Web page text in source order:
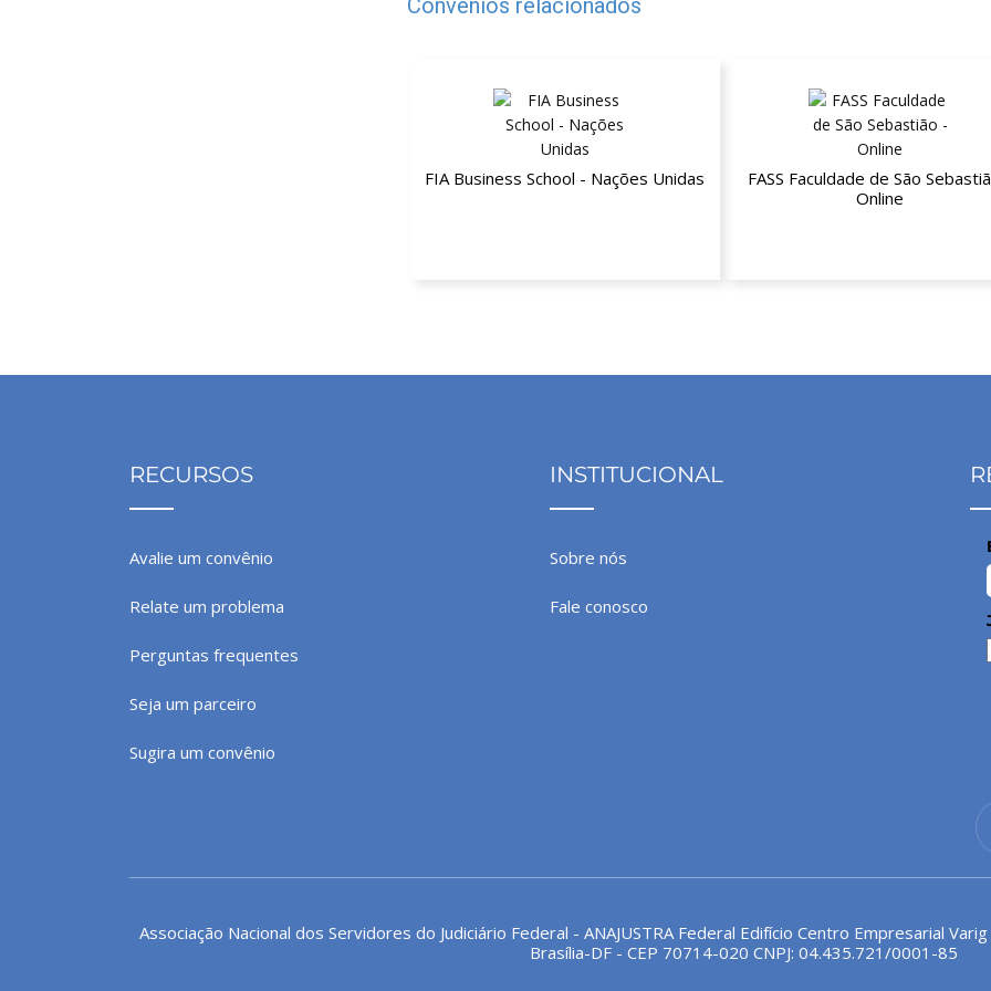
Convênios relacionados
FIA Business School - Nações Unidas
FASS Faculdade de São
Online
RECURSOS
Avalie um convênio
Relate um problema
Perguntas frequentes
Seja um parceiro
Sugira um convênio
INSTITUCIONAL
Sobre nós
Fale conosco
Associação Nacional dos Servidores do Judiciário Federal - ANAJUSTRA Federal Edifício Centro Empresarial
Brasília-DF - CEP 70714-020 CNPJ: 04.435.721/0001-85